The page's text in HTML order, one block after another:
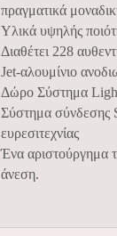
πραγματικά
Υλικά υψηλής
Διαθέτει 228
Jet-αλουμίνιο
Δώρο Σύστημα
Σύστημα σύνδεσης
ευρεσιτεχνίας
Ένα αριστούργημα
άνεση.